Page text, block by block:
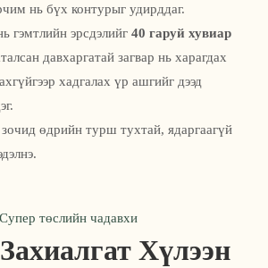
гэмтлийн эрсдэлийг 40 гаруй хувиар
давхаргатай загвар нь харагдах
хадгалах үр ашгийг дээд
Супер төслийн чадавхи
Хүлээн